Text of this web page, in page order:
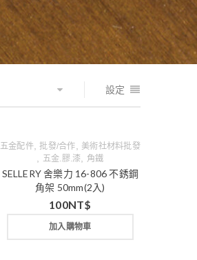
設定
五金配件,批發/合作 美術社材料批發
五金.膠.漆 角鐵
SELLERY 舍樂力 16-806 不銹鋼
角架 50mm(2入)
100NT$
加入購物車